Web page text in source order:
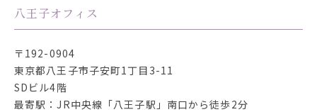
八王子オフィス
〒192-0904
東京都八王子市子安町1丁目3-11
SDビル4階
最寄駅：JR中央線「八王子駅」南口から徒歩2分